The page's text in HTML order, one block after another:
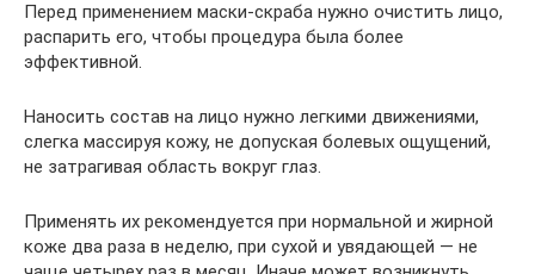
Перед применением маски-скраба нужно очистить лицо,
распарить его, чтобы процедура была более
эффективной.
Наносить состав на лицо нужно легкими движениями,
слегка массируя кожу, не допуская болевых ощущений,
не затрагивая область вокруг глаз.
Применять их рекомендуется при нормальной и жирной
коже два раза в неделю, при сухой и увядающей — не